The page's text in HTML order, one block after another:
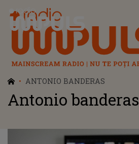
Radio Impuls
ANTONIO BANDERAS
Antonio banderas